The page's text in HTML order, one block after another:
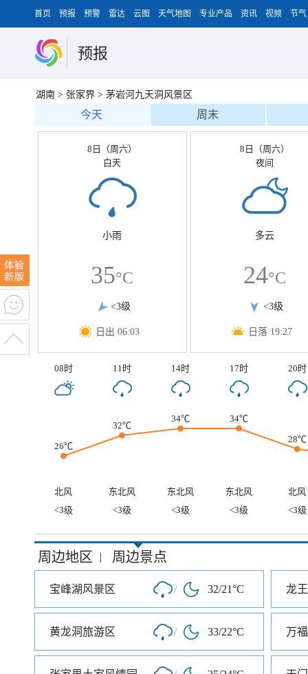
首页 预报 预警 雷达 云图 天气地图 专业产品 资讯 视频 节气
预报
湖南 > 张家界 > 茅岩河九天洞风景区
今天 周末
8日（周六）
白天
小雨
35°C
<3级
日出 06:03
8日（周六）
夜间
多云
24°C
<3级
日落 19:27
08时 11时 14时 17时 20时
26℃
32℃
34℃
34℃
28℃
北风 东北风 东北风 东北风
北风
<3级
<3级 <3级 <3级 <3级
周边地区 | 周边景点
宝峰湖风景区 / 32/21°C 龙
黄龙洞旅游区 / 33/22°C 万